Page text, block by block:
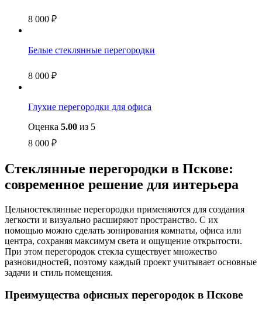
8 000 ₽
Белые стеклянные перегородки
8 000 ₽
Глухие перегородки для офиса
Оценка 5.00 из 5
8 000 ₽
Стеклянные перегородки в Пскове:
современное решение для интерьера
Цельностеклянные перегородки применяются для создания
легкости и визуально расширяют пространство. С их
помощью можно сделать зонирования комнаты, офиса или
центра, сохраняя максимум света и ощущение открытости.
При этом перегородок стекла существует множество
разновидностей, поэтому каждый проект учитывает основные
задачи и стиль помещения.
Преимущества офисных перегородок в Пскове